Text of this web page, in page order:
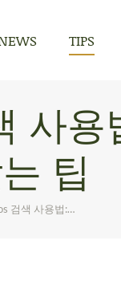
TIPS
사
팁
검색 사용법:…